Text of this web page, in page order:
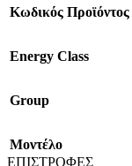
Κωδικός Προϊόντος
Energy Class
Group
Mοντέλο
ΕΠΙΣΤΡΟΦΕΣ